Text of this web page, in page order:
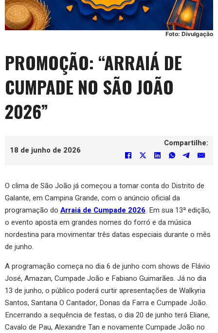
Foto: Divulgação
PROMOÇÃO: “ARRAIÁ DE
CUMPADE NO SÃO JOÃO
2026”
18 de junho de 2026
Compartilhe:
O clima de São João já começou a tomar conta do Distrito de
Galante, em Campina Grande, com o anúncio oficial da
programação do Arraiá de Cumpade 2026. Em sua 13ª edição,
o evento aposta em grandes nomes do forró e da música
nordestina para movimentar três datas especiais durante o mês
de junho.
A programação começa no dia 6 de junho com shows de Flávio
José, Amazan, Cumpade João e Fabiano Guimarães. Já no dia
13 de junho, o público poderá curtir apresentações de Walkyria
Santos, Santana O Cantador, Donas da Farra e Cumpade João.
Encerrando a sequência de festas, o dia 20 de junho terá Eliane,
Cavalo de Pau, Alexandre Tan e novamente Cumpade João no